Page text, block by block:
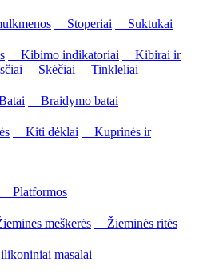
Stoperiai
Suktukai
Kibimo indikatoriai
Kibirai ir
Skėčiai
Tinkleliai
Braidymo batai
Kiti dėklai
Kuprinės ir
Platformos
meškerės
Žieminės ritės
masalai